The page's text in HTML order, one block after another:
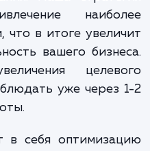
которые
готовы совершить
гибкую
расходы и
конкретных бизнес-